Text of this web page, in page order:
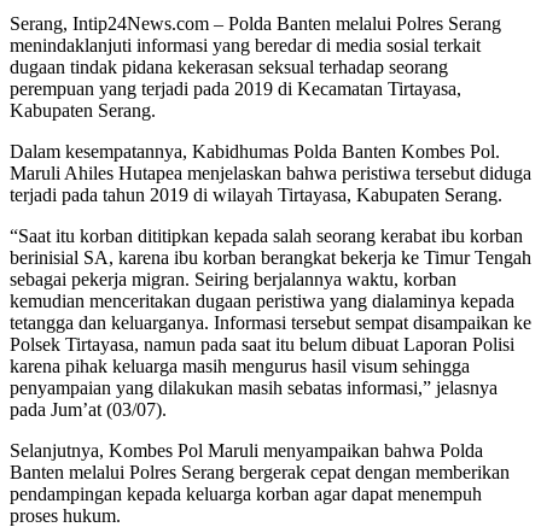
Share
Serang, Intip24News.com – Polda Banten melalui Polres Serang
menindaklanjuti informasi yang beredar di media sosial terkait
dugaan tindak pidana kekerasan seksual terhadap seorang
perempuan yang terjadi pada 2019 di Kecamatan Tirtayasa,
Kabupaten Serang.
Dalam kesempatannya, Kabidhumas Polda Banten Kombes Pol.
Maruli Ahiles Hutapea menjelaskan bahwa peristiwa tersebut diduga
terjadi pada tahun 2019 di wilayah Tirtayasa, Kabupaten Serang.
“Saat itu korban dititipkan kepada salah seorang kerabat ibu korban
berinisial SA, karena ibu korban berangkat bekerja ke Timur Tengah
sebagai pekerja migran. Seiring berjalannya waktu, korban
kemudian menceritakan dugaan peristiwa yang dialaminya kepada
tetangga dan keluarganya. Informasi tersebut sempat disampaikan ke
Polsek Tirtayasa, namun pada saat itu belum dibuat Laporan Polisi
karena pihak keluarga masih mengurus hasil visum sehingga
penyampaian yang dilakukan masih sebatas informasi,” jelasnya
pada Jum’at (03/07).
Selanjutnya, Kombes Pol Maruli menyampaikan bahwa Polda
Banten melalui Polres Serang bergerak cepat dengan memberikan
pendampingan kepada keluarga korban agar dapat menempuh
proses hukum.